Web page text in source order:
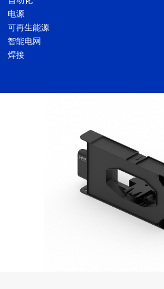
电源
可再生能源
智能电网
焊接